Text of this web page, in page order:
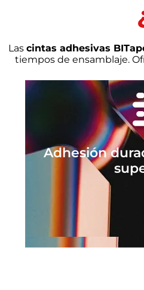
Las cintas adhesivas
tiempos de ensamblaje.
Adhesión